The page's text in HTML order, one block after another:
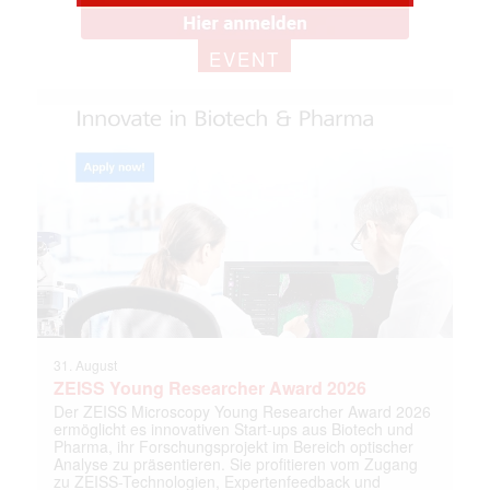
EVENT
31. August
ZEISS Young Researcher Award 2026
Der ZEISS Microscopy Young Researcher Award 2026
ermöglicht es innovativen Start-ups aus Biotech und
Pharma, ihr Forschungsprojekt im Bereich optischer
Analyse zu präsentieren. Sie profitieren vom Zugang
zu ZEISS-Technologien, Expertenfeedback und